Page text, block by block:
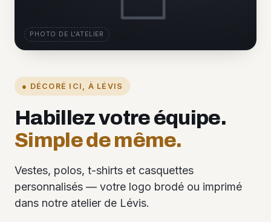
● DÉCORÉ ICI, À LÉVIS
Habillez votre équipe.
Simple de même.
Vestes, polos, t-shirts et casquettes
personnalisés — votre logo brodé ou imprimé
dans notre atelier de Lévis.
PHOTO DE L'ATELIER